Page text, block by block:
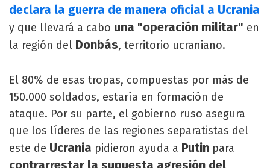
declara la guerra de manera oficial a Ucrania
y que llevará a cabo una "operación militar" en
la región del Donbás, territorio ucraniano.
El 80% de esas tropas, compuestas por más de
150.000 soldados, estaría en formación de
ataque. Por su parte, el gobierno ruso asegura
que los líderes de las regiones separatistas del
este de Ucrania pidieron ayuda a Putin para
contrarrestar la supuesta agresión del